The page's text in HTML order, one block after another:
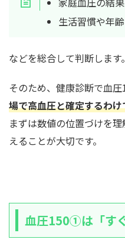
生活習慣や年
などを総合して判断します。
そのため、健康診断で血圧
場で高血圧と確定するわ
まずは数値の位置づけを
えることが大切です。
血圧150①は「す